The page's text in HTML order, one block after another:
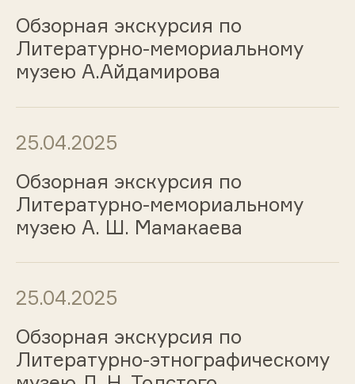
Обзорная экскурсия по
Литературно-мемориальному
музею А.Айдамирова
25.04.2025
Обзорная экскурсия по
Литературно-мемориальному
музею А. Ш. Мамакаева
25.04.2025
Обзорная экскурсия по
Литературно-этнографическому